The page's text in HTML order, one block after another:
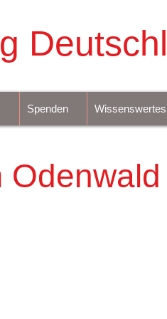
Spenden Wissenswertes
Odenwald